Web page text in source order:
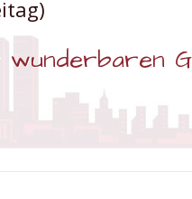
wunderbaren